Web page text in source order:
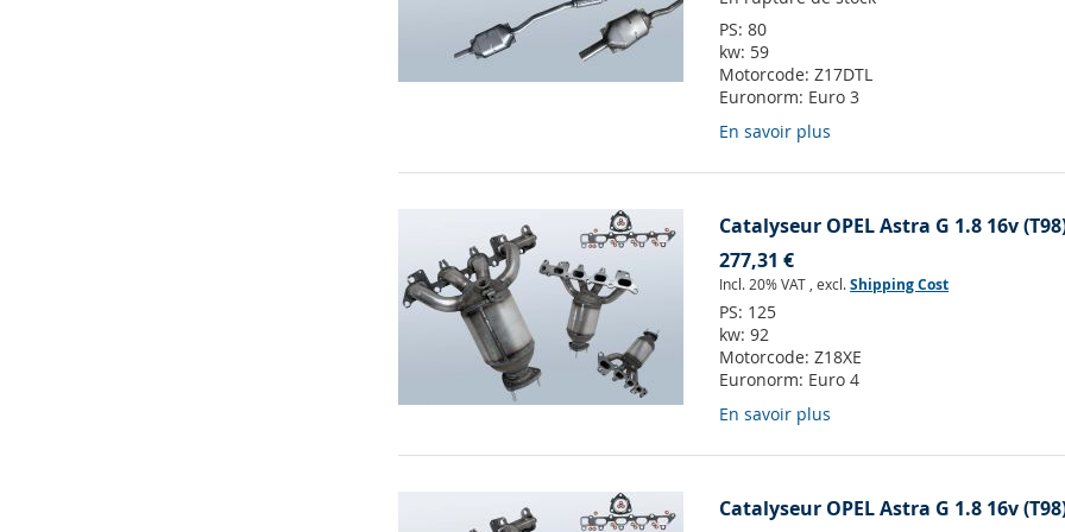
PS:80
kw: 59
Motorcode:Z17DTL
Euronorm: Euro 3
En savoir plus
Catalyseur OPEL Astra G 1.8 16v
277,31 €
Incl. 20% VAT ,excl.Shipping Cost
PS: 125
kw:92
Motorcode:Z18XE
Euronorm: Euro 4
En savoir plus
Catalyseur OPEL Astra G 1.8 16v